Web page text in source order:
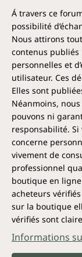
Á travers ce
possibilité
Nous attirons
contenus publiés
personnelles et
utilisateur. Ces
Elles sont
Néanmoins,
pouvons ni
responsabilité. Si
concerne
vivement de
professionnel
boutique en
acheteurs
sur la boutique
vérifiés sont
Informations